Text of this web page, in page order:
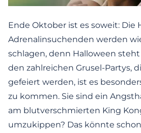
Ende Oktober ist es soweit: Die
Adrenalinsuchenden werden
schlagen, denn Halloween steht
den zahlreichen Grusel-Partys,
gefeiert werden, ist es
zu kommen. Sie sind ein
am blutverschmierten King
umzukippen? Das könnte